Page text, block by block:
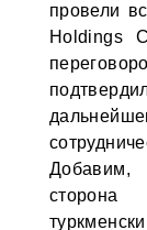
провели
Holdings
Добавим,